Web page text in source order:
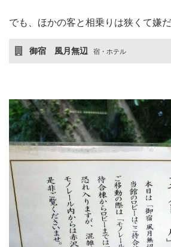
でも、ほかの客と相乗りは狭くて嫌
御宿 風月無辺 宿・ホテル